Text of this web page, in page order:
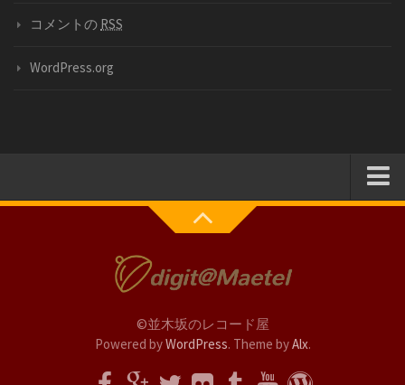
コメントの RSS
WordPress.org
映画のセリフ
©並木坂のレコード屋
Powered byWordPress. Theme byAlx.